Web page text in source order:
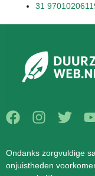
31
Ondanks zorgvuldige
onjuistheden